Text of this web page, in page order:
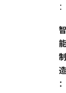
：
智
能
制
造
：